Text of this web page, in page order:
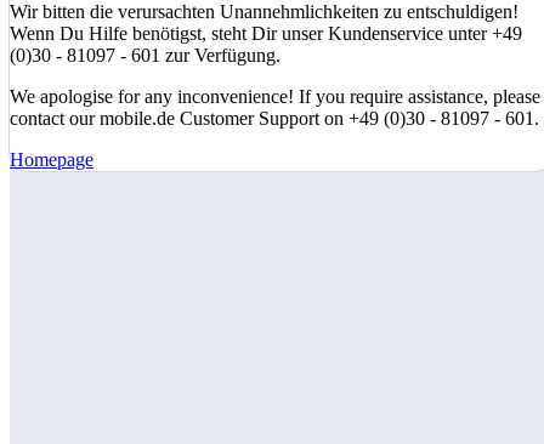
Wir bitten die verursachten Unannehmlichkeiten zu entschuldigen!
Wenn Du Hilfe benötigst, steht Dir unser Kundenservice unter +49
(0)30 - 81097 - 601 zur Verfügung.
We apologise for any inconvenience! If you require assistance, please
contact our mobile.de Customer Support on +49 (0)30 - 81097 - 601.
Homepage